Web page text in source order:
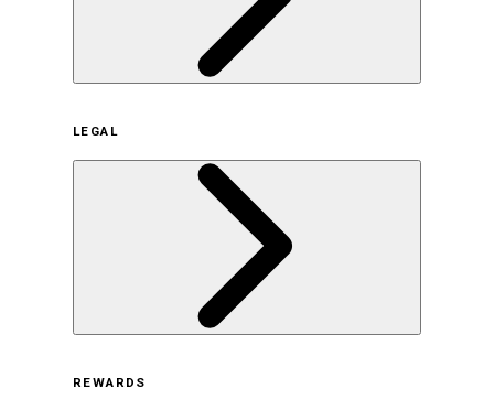
サステナビリティの取り組み（日本）
サステナビリティの取り組み（米国/英語）
ヒストリー
採用情報
LEGAL
REWARDS